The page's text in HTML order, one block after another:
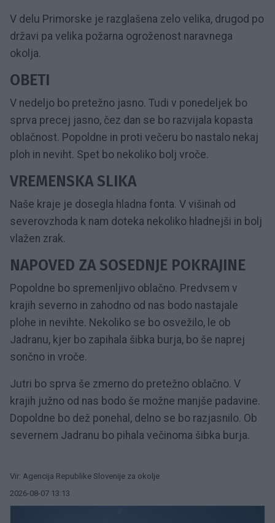
V delu Primorske je razglašena zelo velika, drugod po
državi pa velika požarna ogroženost naravnega
okolja.
OBETI
V nedeljo bo pretežno jasno. Tudi v ponedeljek bo
sprva precej jasno, čez dan se bo razvijala kopasta
oblačnost. Popoldne in proti večeru bo nastalo nekaj
ploh in neviht. Spet bo nekoliko bolj vroče.
VREMENSKA SLIKA
Naše kraje je dosegla hladna fonta. V višinah od
severovzhoda k nam doteka nekoliko hladnejši in bolj
vlažen zrak.
NAPOVED ZA SOSEDNJE POKRAJINE
Popoldne bo spremenljivo oblačno. Predvsem v
krajih severno in zahodno od nas bodo nastajale
plohe in nevihte. Nekoliko se bo osvežilo, le ob
Jadranu, kjer bo zapihala šibka burja, bo še naprej
sončno in vroče.
Jutri bo sprva še zmerno do pretežno oblačno. V
krajih južno od nas bodo še možne manjše padavine.
Dopoldne bo dež ponehal, delno se bo razjasnilo. Ob
severnem Jadranu bo pihala večinoma šibka burja.
Vir: Agencija Republike Slovenije za okolje
2026-08-07 13:13